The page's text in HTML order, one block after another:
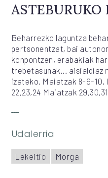
ASTEBURUKO
Beharrezko laguntza
pertsonentzat, bai
konpontzen, erabakiak
trebetasunak... aisialdiaz
izateko. Maiatzak 8-9-10,
22,23,24 Maiatzak 29,30,31
Udalerria
Lekeitio Morga